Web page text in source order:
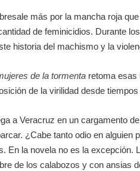
más por la mancha roja
de feminicidios. Durante
historia del machismo y la
de la tormenta retoma esas
de la virilidad desde
a Veracruz en un cargamento
¿Cabe tanto odio en
En la novela no es la
de los calabozos y con ansias